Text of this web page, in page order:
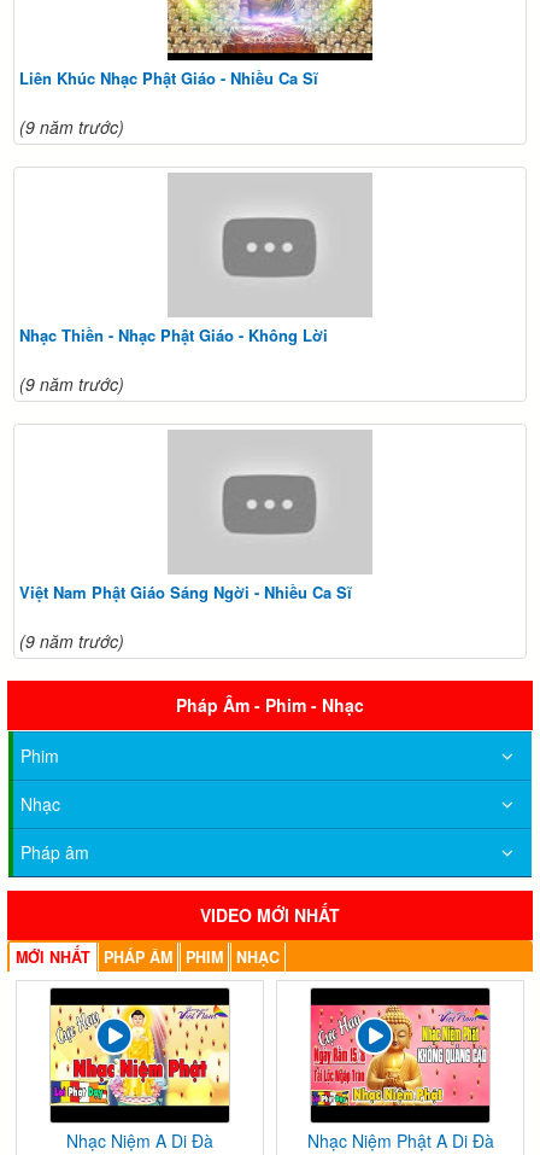
Liên Khúc Nhạc Phật Giáo - Nhiều Ca Sĩ
(9 năm trước)
Nhạc Thiền - Nhạc Phật Giáo - Không Lời
(9 năm trước)
Việt Nam Phật Giáo Sáng Ngời - Nhiều Ca Sĩ
(9 năm trước)
Pháp Âm - Phim - Nhạc
Phim
Nhạc
Pháp âm
VIDEO MỚI NHẤT
MỚI NHẤT PHÁP ÂM PHIM NHẠC
Nhạc Niệm A Di Đà Nhạc Niệm Phật A Di Đà